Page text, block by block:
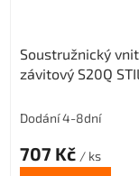
Soustružnický
závitový S20Q
ER
Dodání 4-8dní
707 Kč / ks